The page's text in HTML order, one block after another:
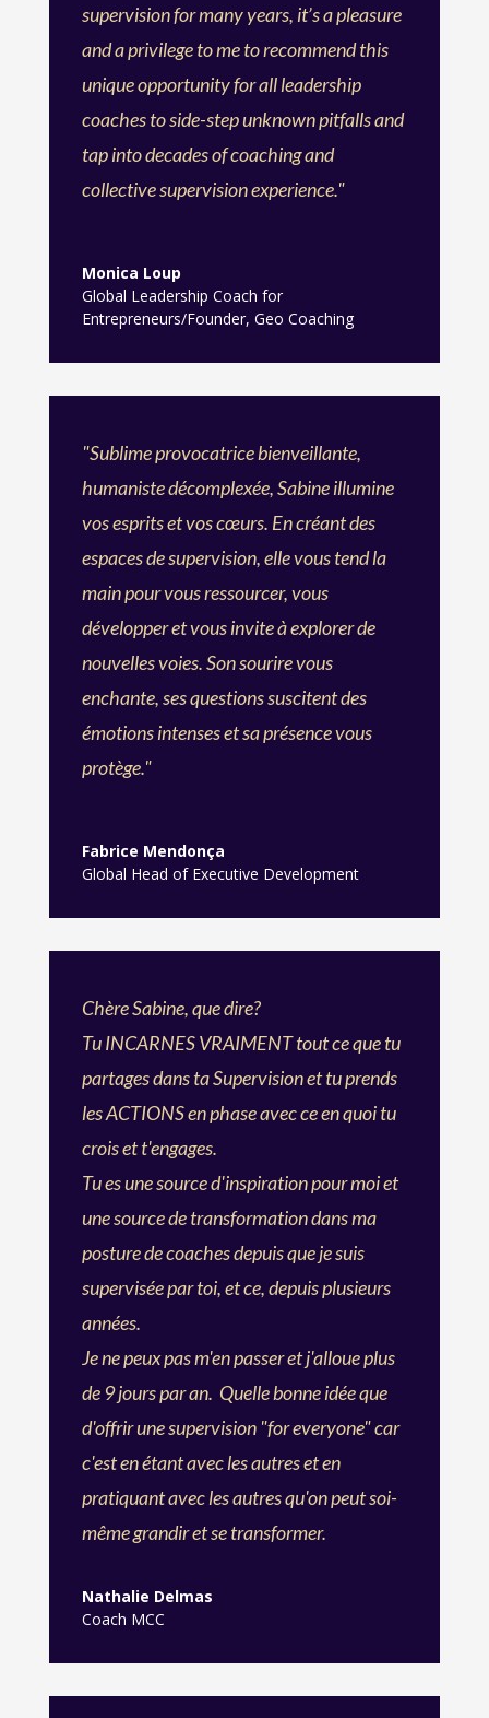
supervision for many years, it’s a pleasure
and a privilege to me to recommend this
unique opportunity for all leadership
coaches to side-step unknown pitfalls and
tap into decades of coaching and
collective supervision experience."
Monica Loup
Global Leadership Coach for
Entrepreneurs/Founder, Geo Coaching
"Sublime provocatrice bienveillante,
humaniste décomplexée, Sabine illumine
vos esprits et vos cœurs. En créant des
espaces de supervision, elle vous tend la
main pour vous ressourcer, vous
développer et vous invite à explorer de
nouvelles voies. Son sourire vous
enchante, ses questions suscitent des
émotions intenses et sa présence vous
protège."
Fabrice Mendonça
Global Head of Executive Development
Chère Sabine, que dire?
Tu INCARNES VRAIMENT tout ce que tu
partages dans ta Supervision et tu prends
les ACTIONS en phase avec ce en quoi tu
crois et t'engages.
Tu es une source d'inspiration pour moi et
une source de transformation dans ma
posture de coaches depuis que je suis
supervisée par toi, et ce, depuis plusieurs
années.
Je ne peux pas m'en passer et j'alloue plus
de 9 jours par an. Quelle bonne idée que
d'offrir une supervision "for everyone" car
c'est en étant avec les autres et en
pratiquant avec les autres qu'on peut soi-
même grandir et se transformer.
Nathalie Delmas
Coach MCC